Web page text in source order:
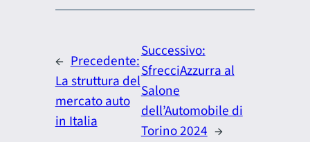
← Precedente:
La struttura del
mercato auto
in Italia
Successivo:
SfrecciAzzurra al
Salone
dell’Automobile di
Torino 2024 →